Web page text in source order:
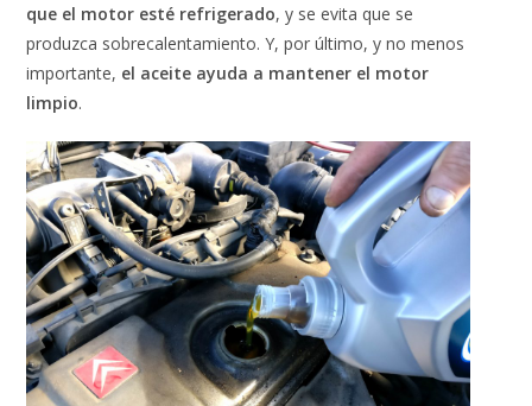
que el motor esté refrigerado, y se evita que se
produzca sobrecalentamiento. Y, por último, y no menos
importante, el aceite ayuda a mantener el motor
limpio.